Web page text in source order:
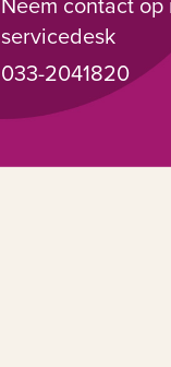
Neem contact op
servicedesk
033-2041820